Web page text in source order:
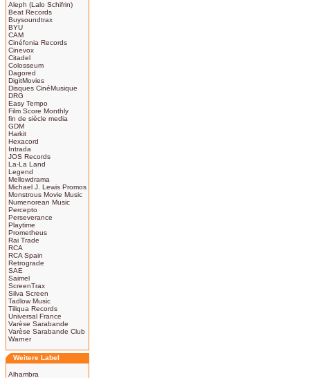
Aleph (Lalo Schifrin)
Beat Records
Buysoundtrax
BYU
CAM
Cinéfonia Records
Cinevox
Citadel
Colosseum
Dagored
DigitMovies
Disques CinéMusique
DRG
Easy Tempo
Film Score Monthly
fin de siècle media
GDM
Harkit
Hexacord
Intrada
JOS Records
La-La Land
Legend
Mellowdrama
Michael J. Lewis Promos
Monstrous Movie Music
Numenorean Music
Percepto
Perseverance
Playtime
Prometheus
Rai Trade
RCA
RCA Spain
Retrograde
SAE
Saimel
ScreenTrax
Silva Screen
Tadlow Music
Tiliqua Records
Universal France
Varèse Sarabande
Varèse Sarabande Club
Warner
Weitere Label
Alhambra